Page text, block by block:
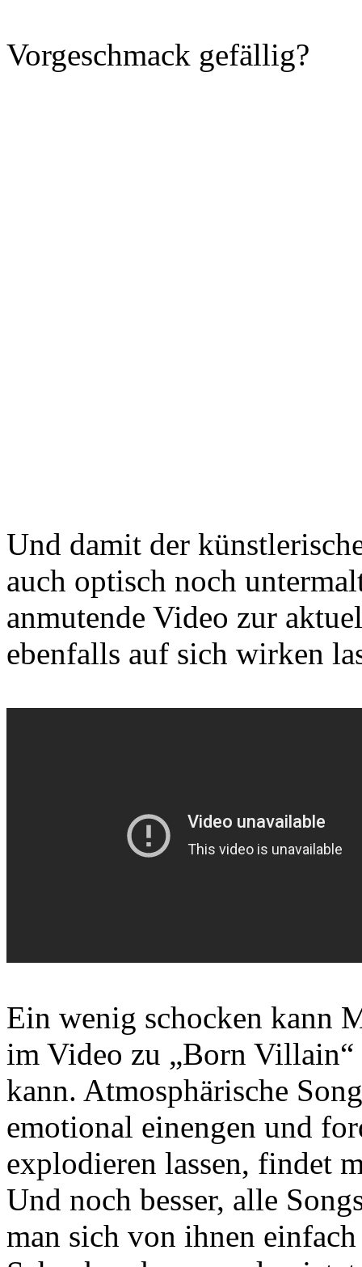
Vorgeschmack gefällig?
Und damit der
auch optisch noch
anmutende Video zur
ebenfalls auf sich wirken
Ein wenig schocken kann
im Video zu „Born
kann. Atmosphärische
emotional einengen und
explodieren lassen, findet
Und noch besser, alle
man sich von ihnen